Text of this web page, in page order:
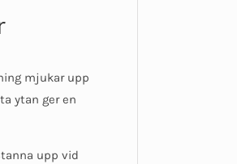
mjukar upp
ytan ger en
upp vid